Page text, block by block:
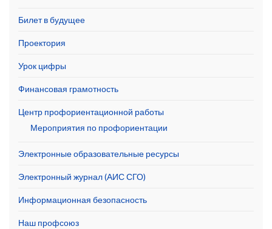
Билет в будущее
Проектория
Урок цифры
Финансовая грамотность
Центр профориентационной работы
Мероприятия по профориентации
Электронные образовательные ресурсы
Электронный журнал (АИС СГО)
Информационная безопасность
Наш профсоюз